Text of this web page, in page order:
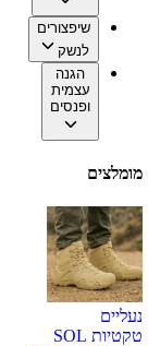
שיפצורים
לנשק
הגנה
עצמית
ופנסים
מומלצים
נעליים
טקטיות SOL